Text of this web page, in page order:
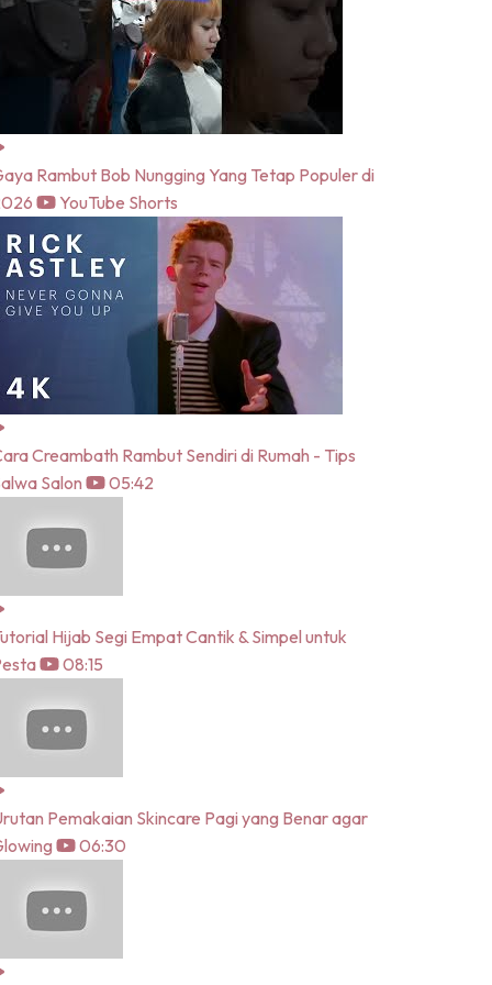
Rambut Bob Nungging Yang Tetap Populer di
YouTube Shorts
Creambath Rambut Sendiri di Rumah - Tips
Salon
05:42
Hijab Segi Empat Cantik & Simpel untuk
08:15
Pemakaian Skincare Pagi yang Benar agar
06:30